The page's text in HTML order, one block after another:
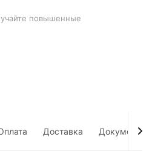
повышенные
Доставка Документы